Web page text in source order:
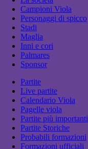
Campioni Viola
Personaggi di spicco
Stadi
Maglia
Inni e cori
Palmares
Sponsor
Partite
Live partite
Calendario Viola
Pagelle viola
Partite più importanti
Partite Storiche
Probabili formazioni
Formazioni ufficiali